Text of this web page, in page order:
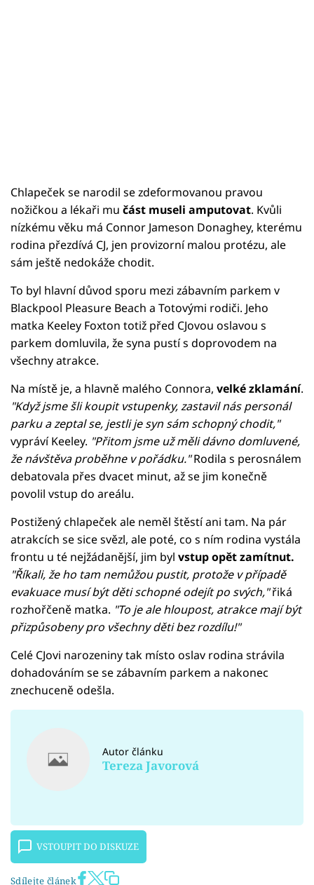
Chlapeček se narodil se zdeformovanou pravou
nožičkou a lékaři mu část museli amputovat. Kvůli
nízkému věku má Connor Jameson Donaghey, kterému
rodina přezdívá CJ, jen provizorní malou protézu, ale
sám ještě nedokáže chodit.
To byl hlavní důvod sporu mezi zábavním parkem v
Blackpool Pleasure Beach a Totovými rodiči. Jeho
matka Keeley Foxton totiž před CJovou oslavou s
parkem domluvila, že syna pustí s doprovodem na
všechny atrakce.
Na místě je, a hlavně malého Connora, velké zklamání.
"Když jsme šli koupit vstupenky, zastavil nás personál
parku a zeptal se, jestli je syn sám schopný chodit,"
vypráví Keeley. "Přitom jsme už měli dávno domluvené,
že návštěva proběhne v pořádku."Rodila s perosnálem
debatovala přes dvacet minut, až se jim konečně
povolil vstup do areálu.
Postižený chlapeček ale neměl štěstí ani tam. Na pár
atrakcích se sice svězl, ale poté, co s ním rodina vystála
frontu u té nejžádanější, jim byl vstup opět zamítnut.
"Říkali, že ho tam nemůžou pustit, protože v případě
evakuace musí být děti schopné odejít po svých,"řiká
rozhořčeně matka. "To je ale hloupost, atrakce mají být
přizpůsobeny pro všechny děti bez rozdílu!"
Celé CJovi narozeniny tak místo oslav rodina strávila
dohadováním se se zábavním parkem a nakonec
znechuceně odešla.
Autor článku
Tereza Javorová
VSTOUPIT DO DISKUZE
Sdílejte článek